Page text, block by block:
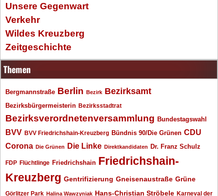
Unsere Gegenwart
Verkehr
Wildes Kreuzberg
Zeitgeschichte
Themen
Bergmannstraße Berlin Bezirk Bezirksamt
Bezirksbürgermeisterin Bezirksstadtrat
Bezirksverordnetenversammlung Bundestagswahl
BVV BVV Friedrichshain-Kreuzberg Bündnis 90/Die Grünen CDU
Corona Die Grünen Die Linke Direktkandidaten Dr. Franz Schulz
FDP Flüchtlinge Friedrichshain Friedrichshain-
Kreuzberg Gentrifizierung Gneisenaustraße Grüne
Görlitzer Park Halina Wawzyniak Hans-Christian Ströbele Karneval der